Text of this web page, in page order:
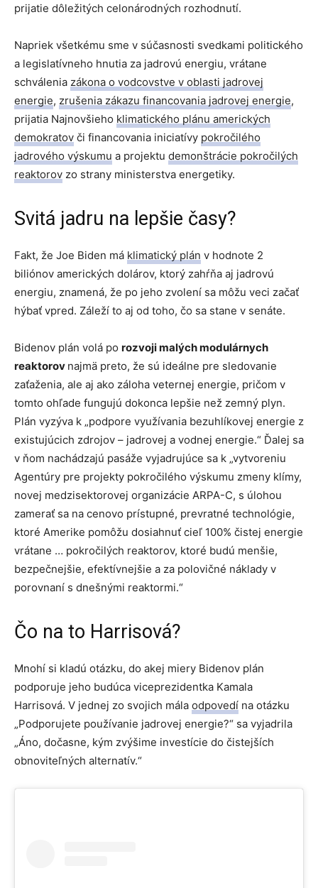
prijatie dôležitých celonárodných rozhodnutí.
Napriek všetkému sme v súčasnosti svedkami politického
a legislatívneho hnutia za jadrovú energiu, vrátane
schválenia zákona o vodcovstve v oblasti jadrovej
energie, zrušenia zákazu financovania jadrovej energie,
prijatia Najnovšieho klimatického plánu amerických
demokratov či financovania iniciatívy pokročilého
jadrového výskumu a projektu demonštrácie pokročilých
reaktorov zo strany ministerstva energetiky.
Svitá jadru na lepšie časy?
Fakt, že Joe Biden má klimatický plán v hodnote 2
biliónov amerických dolárov, ktorý zahŕňa aj jadrovú
energiu, znamená, že po jeho zvolení sa môžu veci začať
hýbať vpred. Záleží to aj od toho, čo sa stane v senáte.
Bidenov plán volá po rozvoji malých modulárnych
reaktorov najmä preto, že sú ideálne pre sledovanie
zaťaženia, ale aj ako záloha veternej energie, pričom v
tomto ohľade fungujú dokonca lepšie než zemný plyn.
Plán vyzýva k „podpore využívania bezuhlíkovej energie z
existujúcich zdrojov – jadrovej a vodnej energie.“ Ďalej sa
v ňom nachádzajú pasáže vyjadrujúce sa k „vytvoreniu
Agentúry pre projekty pokročilého výskumu zmeny klímy,
novej medzisektorovej organizácie ARPA-C, s úlohou
zamerať sa na cenovo prístupné, prevratné technológie,
ktoré Amerike pomôžu dosiahnuť cieľ 100% čistej energie
vrátane … pokročilých reaktorov, ktoré budú menšie,
bezpečnejšie, efektívnejšie a za polovičné náklady v
porovnaní s dnešnými reaktormi.“
Čo na to Harrisová?
Mnohí si kladú otázku, do akej miery Bidenov plán
podporuje jeho budúca viceprezidentka Kamala
Harrisová. V jednej zo svojich mála odpovedí na otázku
„Podporujete používanie jadrovej energie?“ sa vyjadrila
„Áno, dočasne, kým zvýšime investície do čistejších
obnoviteľných alternatív.“